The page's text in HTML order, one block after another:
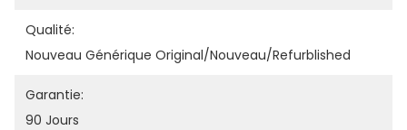
Qualité:
Nouveau Générique Original/nouveau/refurblished
Garantie:
90 Jours